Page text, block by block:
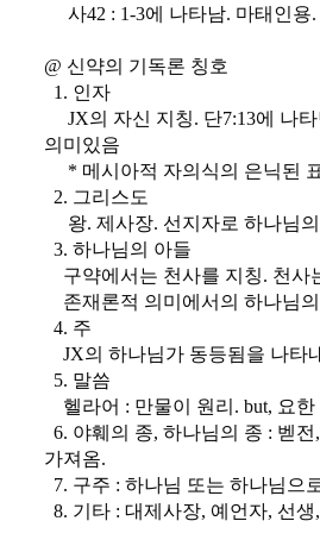
사42 : 1-3에 나타남. 마태인용.
@ 신약의 기독론 칭호
1. 인자
JX의 자신 지칭. 단7:13에 나
의미있음
* 메시아적 자의식의 은닉된
2. 그리스도
왕. 제사장. 선지자로 하나님
3. 하나님의 아들
구약에서는 천사를 지칭. 천사
존재론적 의미에서의 하나님
4. 주
JX의 하나님가 동등됨을 나타
5. 말씀
헬라어 : 만물이 원리. but, 요
6. 야훼의 종, 하나님의 종 : 벧
가져옴.
7. 구주 : 하나님 또는 하나님으
8. 기타 : 대제사장, 예언자, 선